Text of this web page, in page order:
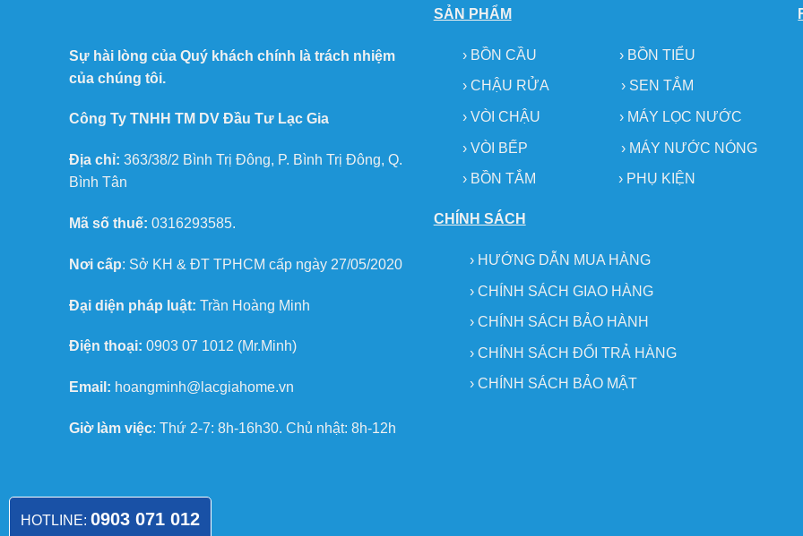
Sự hài lòng của Quý khách chính là trách nhiệm
của chúng tôi.
Công Ty TNHH TM DV Đầu Tư Lạc Gia
Địa chỉ: 363/38/2 Bình Trị Đông, P. Bình Trị Đông, Q.
Bình Tân
Mã số thuế: 0316293585.
Nơi cấp: Sở KH & ĐT TPHCM cấp ngày 27/05/2020
Đại diện pháp luật: Trần Hoàng Minh
Điện thoại: 0903 07 1012 (Mr.Minh)
Email: hoangminh@lacgiahome.vn
Giờ làm việc: Thứ 2-7: 8h-16h30. Chủ nhật: 8h-12h
SẢN PHẨM
› BỒN CẦU › BỒN TIỂU
› CHẬU RỬA › SEN TẮM
› VÒI CHẬU › MÁY LỌC NƯỚC
› VÒI BẾP › MÁY NƯỚC NÓNG
› BỒN TẮM › PHỤ KIỆN
CHÍNH SÁCH
› HƯỚNG DẪN MUA HÀNG
› CHÍNH SÁCH GIAO HÀNG
› CHÍNH SÁCH BẢO HÀNH
› CHÍNH SÁCH ĐỔI TRẢ HÀNG
› CHÍNH SÁCH BẢO MẬT
HOTLINE: 0903 071 012